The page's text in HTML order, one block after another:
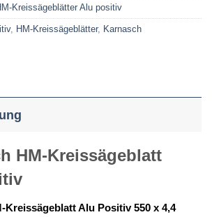
Kreissägeblätter Alu positiv
, HM-Kreissägeblätter, Karnasch
HM-Kreissägeblatt
Kreissägeblatt Alu Positiv 550 x 4,4